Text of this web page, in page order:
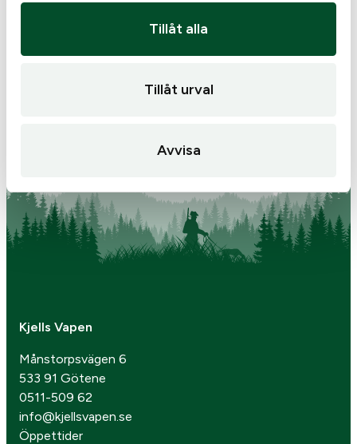
Tillåt alla
Tillåt urval
Avvisa
995kr 1 295kr
Kjells Vapen
Månstorpsvägen 6
533 91 Götene
0511-509 62
info@kjellsvapen.se
Öppettider